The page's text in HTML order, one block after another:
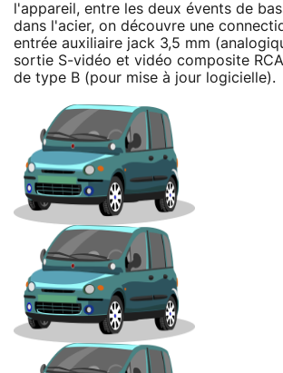
l'appareil, entre les deux évents de
dans l'acier, on découvre une
entrée auxiliaire jack 3,5 mm
sortie S-vidéo et vidéo composite
de type B (pour mise à jour logicielle).